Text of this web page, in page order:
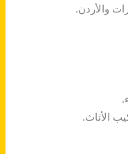
والأردن.
الأثاث.